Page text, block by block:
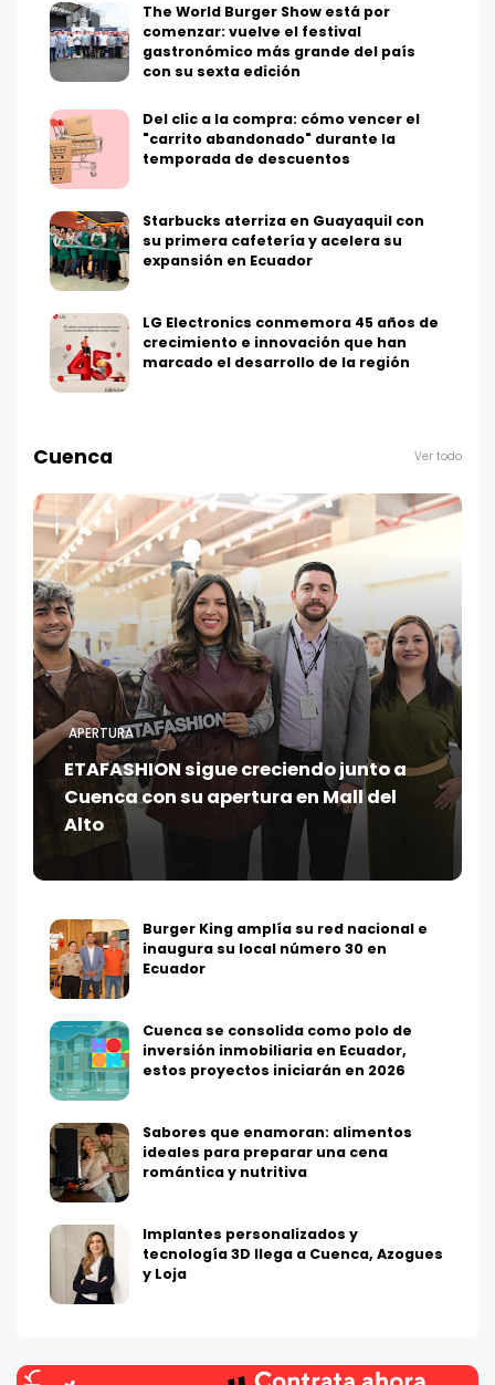
The World Burger Show está por
comenzar: vuelve el festival
gastronómico más grande del país
con su sexta edición
Del clic a la compra: cómo vencer el
"carrito abandonado" durante la
temporada de descuentos
Starbucks aterriza en Guayaquil con
su primera cafetería y acelera su
expansión en Ecuador
LG Electronics conmemora 45 años de
crecimiento e innovación que han
marcado el desarrollo de la región
Cuenca Ver todo
APERTURA
ETAFASHION sigue creciendo junto a
Cuenca con su apertura en Mall del
Alto
Burger King amplía su red nacional e
inaugura su local número 30 en
Ecuador
Cuenca se consolida como polo de
inversión inmobiliaria en Ecuador,
estos proyectos iniciarán en 2026
Sabores que enamoran: alimentos
ideales para preparar una cena
romántica y nutritiva
Implantes personalizados y
tecnología 3D llega a Cuenca, Azogues
y Loja